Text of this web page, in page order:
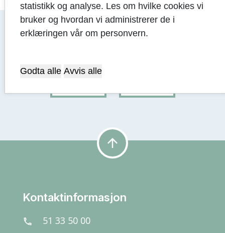
arrow_upward
Kontaktinformasjon
call 51 33 50 00
statistikk og analyse. Les om hvilke cookies vi
bruker og hvordan vi administrerer de i
erklæringen vår om personvern.
Godta alle Avvis alle